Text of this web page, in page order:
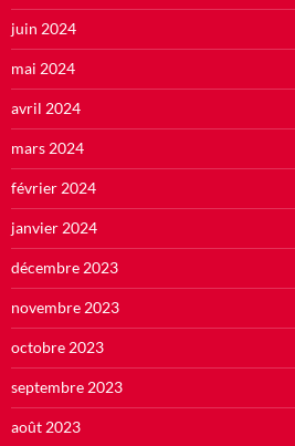
juin 2024
mai 2024
avril 2024
mars 2024
février 2024
janvier 2024
décembre 2023
novembre 2023
octobre 2023
septembre 2023
août 2023